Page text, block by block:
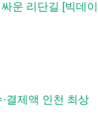
운 리단길 [빅데이
결제액 인천 최상